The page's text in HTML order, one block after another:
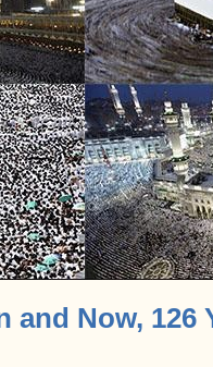
and Now, 126